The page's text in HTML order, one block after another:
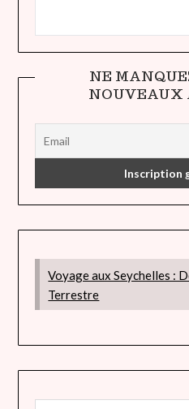
NE
NOUVEAUX
Voyage aux Seychelles :
Terrestre